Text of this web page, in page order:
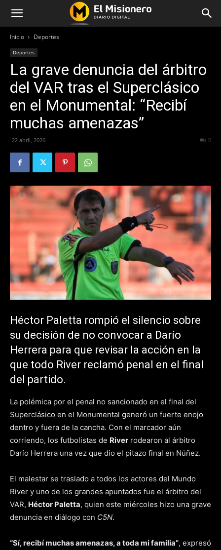
Inicio Deportes
Deportes
La grave denuncia del árbitro
del VAR tras el Superclásico
en el Monumental: “Recibí
muchas amenazas”
22 abril, 2026 0
Héctor Paletta rompió el silencio sobre
su decisión de no convocar a Darío
Herrera para que revisar la acción en la
que todo River reclamó penal en el final
del partido.
La polémica por el penal no sancionado en el final del
Superclásico en el Monumental generó un fuerte enojo
dentro y fuera de la cancha. Con el marcador aún
corriendo, los futbolistas de River rodearon al árbitro
Darío Herrera una vez que dio el pitazo final en Núñez.
El malestar se traslado a todos los actores del Mundo
River y uno de los grandes apuntados fue el árbitro del
VAR, Héctor Paletta, quien este miércoles hizo una grave
denuncia en diálogo con C5N.
“Sí, recibí muchas amenazas, a toda mi familia”, expresó